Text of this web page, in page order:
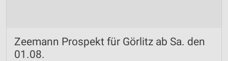
Zeemann Prospekt für Görlitz ab Sa. den
01.08.